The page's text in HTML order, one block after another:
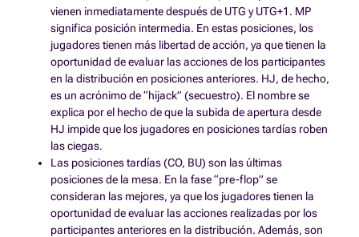
vienen inmediatamente después de UTG y UTG+1. MP
significa posición intermedia. En estas posiciones, los
jugadores tienen más libertad de acción, ya que tienen la
oportunidad de evaluar las acciones de los participantes
en la distribución en posiciones anteriores. HJ, de hecho,
es un acrónimo de “hijack” (secuestro). El nombre se
explica por el hecho de que la subida de apertura desde
HJ impide que los jugadores en posiciones tardías roben
las ciegas.
Las posiciones tardías (CO, BU) son las últimas
posiciones de la mesa. En la fase “pre-flop” se
consideran las mejores, ya que los jugadores tienen la
oportunidad de evaluar las acciones realizadas por los
participantes anteriores en la distribución. Además, son